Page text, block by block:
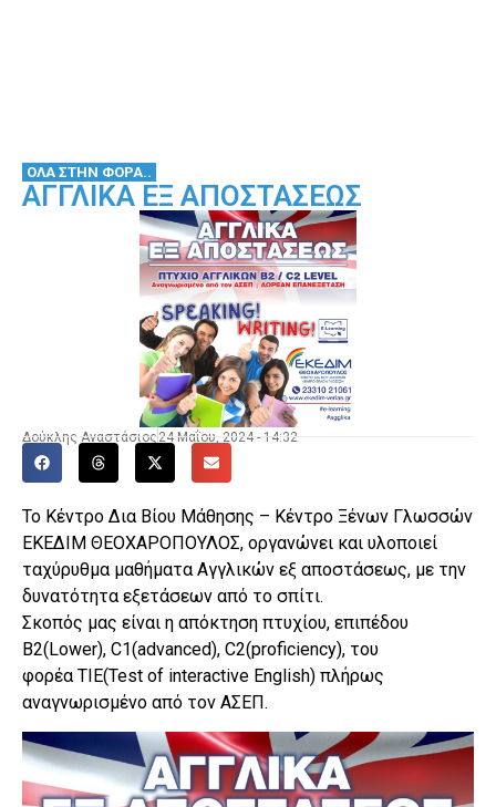
ΟΛΑ ΣΤΗΝ ΦΟΡΑ..
ΑΓΓΛΙΚΑ ΕΞ ΑΠΟΣΤΑΣΕΩΣ
Δούκλης Αναστάσιος 24 Μαΐου, 2024 - 14:32
Το Κέντρο Δια Βίου Μάθησης – Κέντρο Ξένων Γλωσσών
ΕΚΕΔΙΜ ΘΕΟΧΑΡΟΠΟΥΛΟΣ, οργανώνει και υλοποιεί
ταχύρυθμα μαθήματα Αγγλικών εξ αποστάσεως, με την
δυνατότητα εξετάσεων από το σπίτι.
Σκοπός μας είναι η απόκτηση πτυχίου, επιπέδου
B2(Lower), C1(advanced), C2(proficiency), του
φορέα TIE(Test of interactive English) πλήρως
αναγνωρισμένο από τον ΑΣΕΠ.